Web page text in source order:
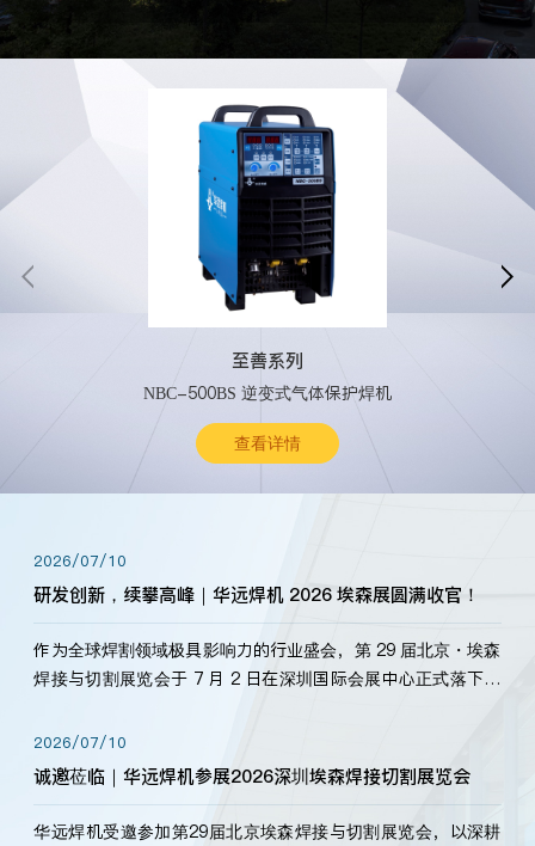
至善系列
NBC-500BS 逆变式气体保护焊机
查看详情
 
2026/07/10
研发创新，续攀高峰｜华远焊机 2026 埃森展圆满收官！
作为全球焊割领域极具影响力的行业盛会，第 29 届北京・埃森
焊接与切割展览会于 7 月 2 日在深圳国际会展中心正式落下帷
标准，持之以恒研发新产品、新技术。新老客户、行业伙伴、
海内外客户为目睹公司发布的新产…
2026/07/10
诚邀莅临｜华远焊机参展2026深圳埃森焊接切割展览会
华远焊机受邀参加第29届北京埃森焊接与切割展览会，以深耕